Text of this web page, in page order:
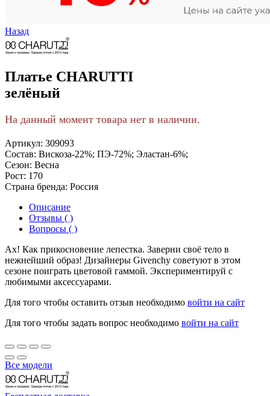
Назад
Платье CHARUTTI
зелёный
На данный момент товара нет в наличии.
Артикул: 309093
Состав: Вискоза-22%; ПЭ-72%; Эластан-6%;
Сезон: Весна
Рост: 170
Страна бренда: Россия
Описание
Отзывы ( )
Вопросы ( )
Ах! Как прикосновение лепестка. Заверни своё тело в
нежнейший образ! Дизайнеры Givenchy советуют в этом
сезоне поиграть цветовой гаммой. Экспериментируй с
любимыми аксессуарами.
Для того чтобы оставить отзыв необходимо войти на сайт
Для того чтобы задать вопрос необходимо войти на сайт
Все модели